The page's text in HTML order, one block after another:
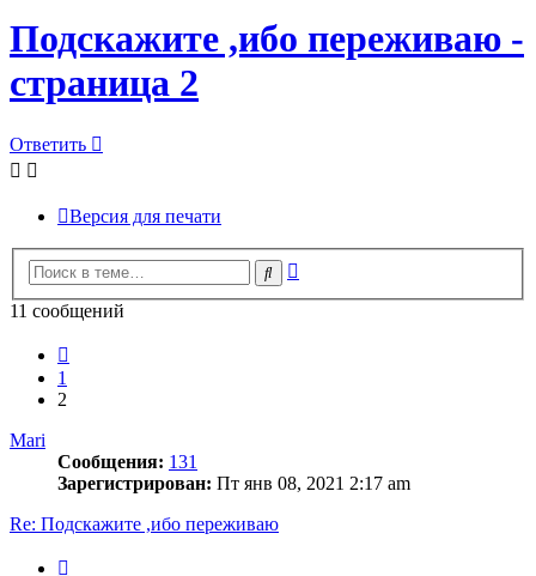
Подскажите ,ибо переживаю -
страница 2
Ответить
Версия для печати
Поиск
11 сообщений
1
2
Mari
Сообщения: 131
Зарегистрирован: Пт янв 08, 2021 2:17 am
Re: Подскажите ,ибо переживаю